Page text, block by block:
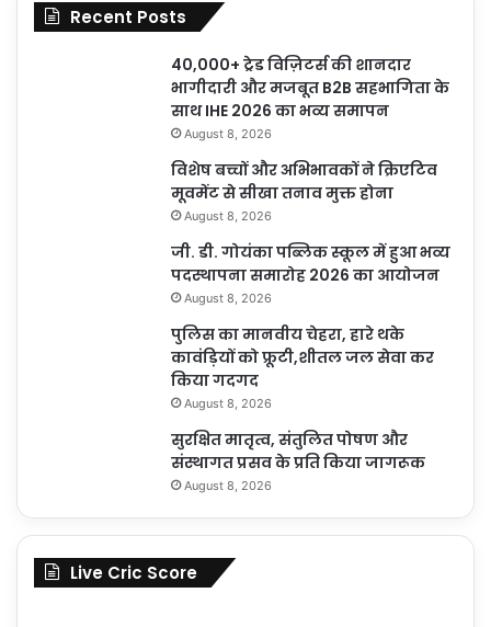
Recent Posts
40,000+ ट्रेड विज़िटर्स की शानदार
भागीदारी और मजबूत B2B सहभागिता के
साथ IHE 2026 का भव्य समापन
August 8, 2026
विशेष बच्चों और अभिभावकों ने क्रिएटिव
मूवमेंट से सीखा तनाव मुक्त होना
August 8, 2026
जी. डी. गोयंका पब्लिक स्कूल में हुआ भव्य
पदस्थापना समारोह 2026 का आयोजन
August 8, 2026
पुलिस का मानवीय चेहरा, हारे थके
कावंड़ियों को फ्रूटी,शीतल जल सेवा कर
किया गदगद
August 8, 2026
सुरक्षित मातृत्व, संतुलित पोषण और
संस्थागत प्रसव के प्रति किया जागरूक
August 8, 2026
Live Cric Score